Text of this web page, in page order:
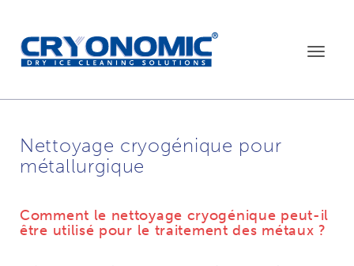
Toggle
Nettoyage cryogénique pour
métallurgique
Comment le nettoyage cryogénique peut-il
être utilisé pour le traitement des métaux ?